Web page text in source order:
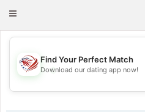
Toggle
💖
💕
Find Your Perfect Match
Download our dating app now!